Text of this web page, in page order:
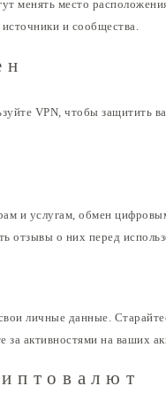
менять место
и сообщества.
VPN, чтобы защитить
и услугам, обмен
отзывы о них перед
личные данные.
активностями на ваших